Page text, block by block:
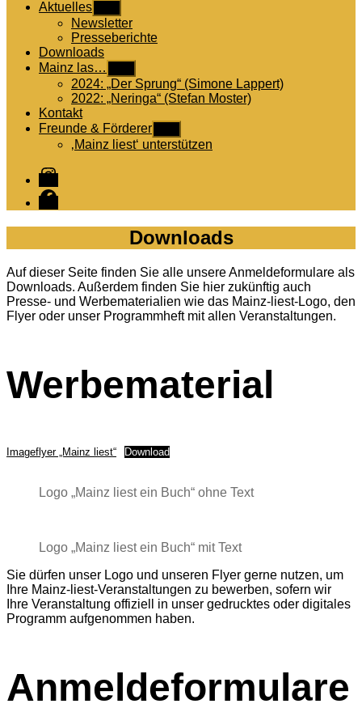
Aktuelles
anzeigen
Newsletter
Presseberichte
Downloads
Mainz las…
anzeigen
2024: „Der Sprung“ (Simone Lappert)
2022: „Neringa“ (Stefan Moster)
Kontakt
Freunde & Förderer
anzeigen
‚Mainz liest‘ unterstützen
Instagram
Facebook
Downloads
Auf dieser Seite finden Sie alle unsere Anmeldeformulare als
Downloads. Außerdem finden Sie hier zukünftig auch
Presse- und Werbematerialien wie das Mainz-liest-Logo, den
Flyer oder unser Programmheft mit allen Veranstaltungen.
Werbematerial
Imageflyer „Mainz liest“ Download
Logo „Mainz liest ein Buch“ ohne Text
Logo „Mainz liest ein Buch“ mit Text
Sie dürfen unser Logo und unseren Flyer gerne nutzen, um
Ihre Mainz-liest-Veranstaltungen zu bewerben, sofern wir
Ihre Veranstaltung offiziell in unser gedrucktes oder digitales
Programm aufgenommen haben.
Anmeldeformulare